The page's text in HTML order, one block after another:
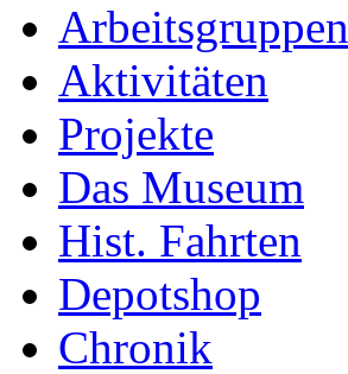
Arbeitsgruppen
Aktivitäten
Projekte
Das Museum
Hist. Fahrten
Depotshop
Chronik